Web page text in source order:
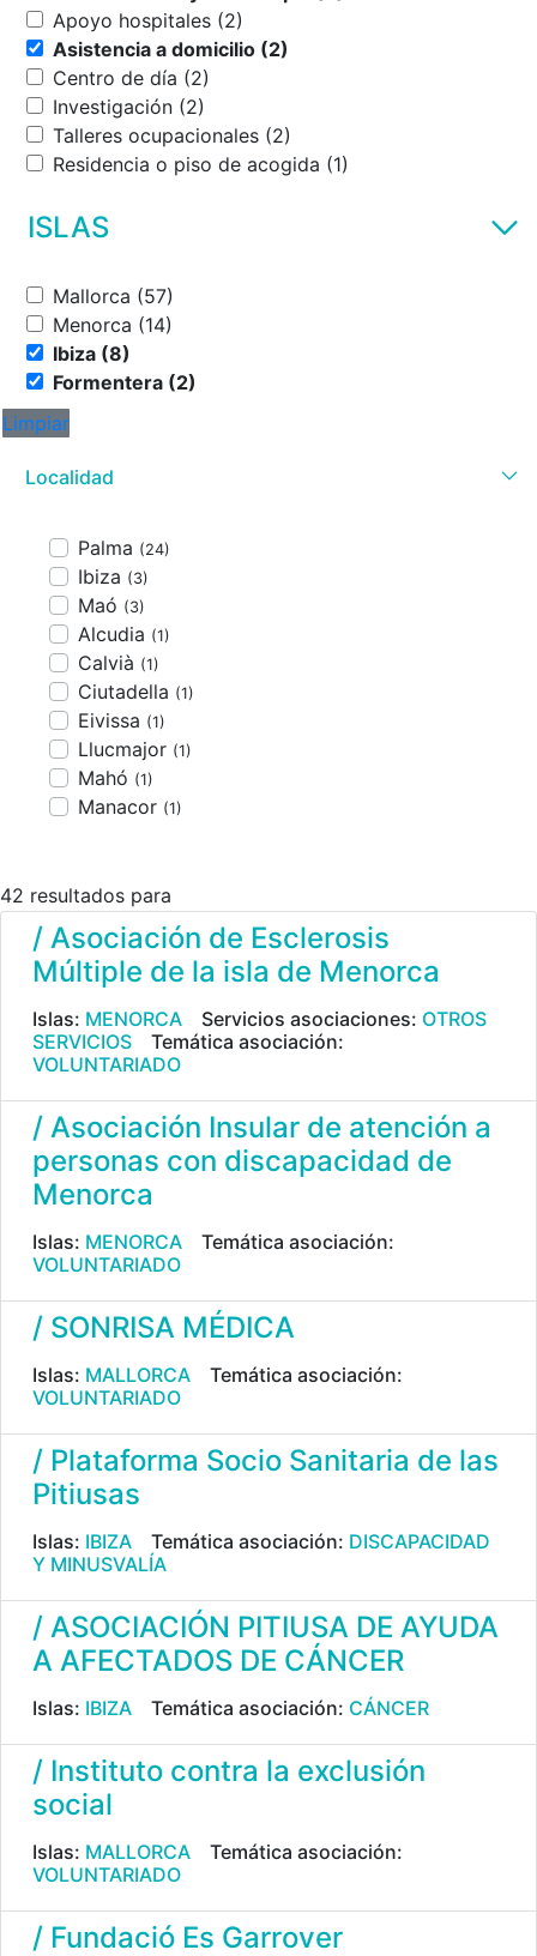
Apoyo hospitales (2)
Asistencia a domicilio (2)
Centro de día (2)
Investigación (2)
Talleres ocupacionales (2)
Residencia o piso de acogida (1)
ISLAS
Mallorca (57)
Menorca (14)
Ibiza (8)
Formentera (2)
Limpiar
Localidad
Palma (24)
Ibiza (3)
Maó (3)
Alcudia (1)
Calvià (1)
Ciutadella (1)
Eivissa (1)
Llucmajor (1)
Mahó (1)
Manacor (1)
42 resultados para
/ Asociación de Esclerosis
Múltiple de la isla de Menorca
Islas: MENORCA Servicios asociaciones: OTROS
SERVICIOS
Temática asociación:
VOLUNTARIADO
/ Asociación Insular de atención a
personas con discapacidad de
Menorca
Islas: MENORCA
Temática asociación:
VOLUNTARIADO
/ SONRISA MÉDICA
Islas: MALLORCA
Temática asociación:
VOLUNTARIADO
/ Plataforma Socio Sanitaria de las
Pitiusas
Islas: IBIZA Temática asociación: DISCAPACIDAD
Y MINUSVALÍA
/ ASOCIACIÓN PITIUSA DE AYUDA
A AFECTADOS DE CÁNCER
Islas: IBIZA Temática asociación: CÁNCER
/ Instituto contra la exclusión
social
Islas: MALLORCA
Temática asociación:
VOLUNTARIADO
/ Fundació Es Garrover